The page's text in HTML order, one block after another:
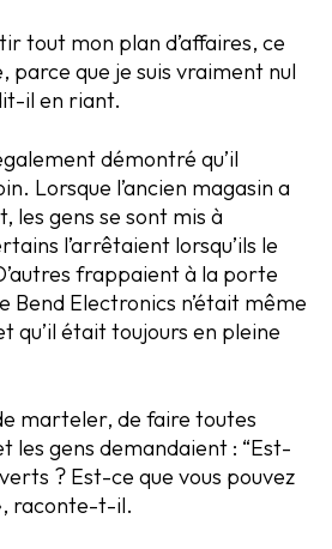
tout mon plan d’affaires, ce
que je suis vraiment nul
il en riant.
démontré qu’il
Lorsque l’ancien magasin a
les gens se sont mis à
l’arrêtaient lorsqu’ils le
frappaient à la porte
Bend Electronics n’était même
qu’il était toujours en pleine
marteler, de faire toutes
les gens demandaient : “Est-
? Est-ce que vous pouvez
raconte-t-il.